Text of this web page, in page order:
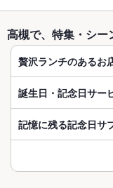
高槻で、特集・シー
贅沢ランチのあるお
誕生日・記念日サー
記憶に残る記念日サ